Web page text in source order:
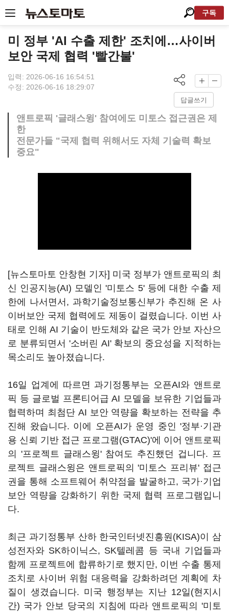
구독
미 정부 'AI 수출 제한' 조치에…사이버
보안 국제 협력 '빨간불'
입력: 2026-06-16 16:54:51
수정: 2026-06-16 18:29:07
답글쓰기
앤트로픽 '글래스윙' 참여에도 미토스 접근권은 제
한
전문가들 "국제 협력 위해서도 자체 기술력 확보
중요"
[뉴스토마토 안창현 기자] 미국 정부가 앤트로픽의 최
신 인공지능(AI) 모델인 '미토스 5' 등에 대한 수출 제
한에 나서면서, 과학기술정보통신부가 추진해 온 사
이버보안 국제 협력에도 제동이 걸렸습니다. 이번 사
태로 인해 AI 기술이 반도체와 같은 국가 안보 자산으
로 분류되면서 '소버린 AI' 확보의 중요성을 지적하는
목소리도 높아졌습니다.
16일 업계에 따르면 과기정통부는 오픈AI와 앤트로
픽 등 글로벌 프론티어급 AI 모델을 보유한 기업들과
협력하며 최첨단 AI 보안 역량을 확보하는 전략을 추
진해 왔습니다. 이에 오픈AI가 운영 중인 '정부·기관
용 신뢰 기반 접근 프로그램(GTAC)'에 이어 앤트로픽
의 '프로젝트 글래스윙' 참여도 추진했던 겁니다. 프
로젝트 글래스윙은 앤트로픽의 '미토스 프리뷰' 접근
권을 통해 소프트웨어 취약점을 발굴하고, 국가·기업
보안 역량을 강화하기 위한 국제 협력 프로그램입니
다.
최근 과기정통부 산하 한국인터넷진흥원(KISA)이 삼
성전자와 SK하이닉스, SK텔레콤 등 국내 기업들과
함께 프로젝트에 합류하기로 했지만, 이번 수출 통제
조치로 사이버 위험 대응력을 강화하려던 계획에 차
질이 생겼습니다. 미국 행정부는 지난 12일(현지시
간) 국가 안보 당국의 지침에 따라 앤트로픽의 '미토